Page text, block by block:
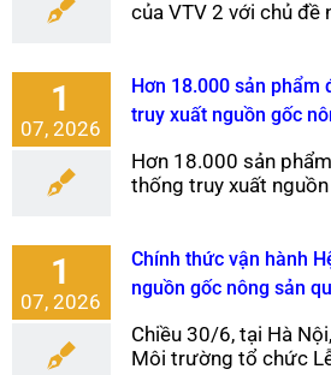
của VTV 2 với chủ đề
1
07, 2026
Hơn 18.000 sản phẩm
truy xuất nguồn gốc
Hơn 18.000 sản
thống truy xuất
1
07, 2026
Chính thức vận hành
nguồn gốc nông sản
Chiều 30/6, tại Hà
Môi trường tổ chức